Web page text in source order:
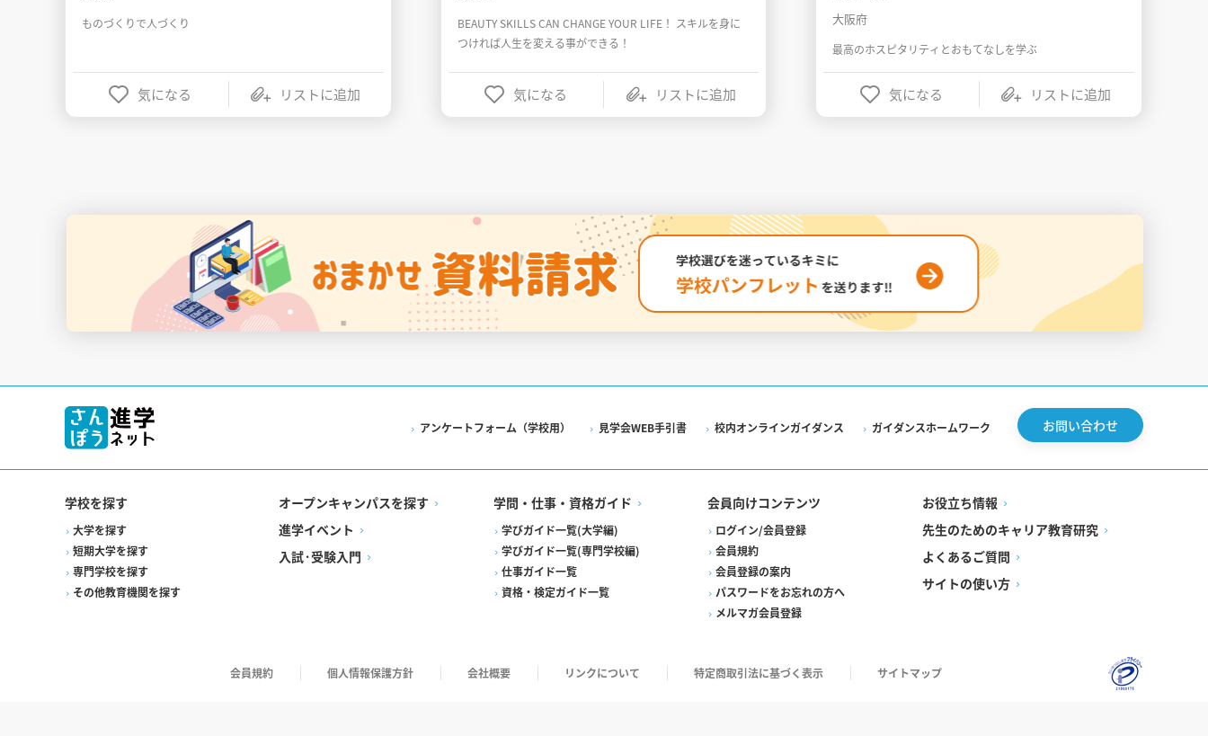
ものづくりで人づくり
気になる リストに追加
BEAUTY SKILLS CAN CHANGE YOUR LIFE！ スキルを身に
つければ人生を変える事ができる！
気になる リストに追加
大阪府
最高のホスピタリティとおもてなしを学ぶ
気になる リストに追加
アンケートフォーム（学校用） 見学会WEB手引書 校内オンラインガイダンス ガイダンスホームワーク お問い合わせ
学校を探す
大学を探す
短期大学を探す
専門学校を探す
その他教育機関を探す
オープンキャンパスを探す
進学イベント
入試·受験入門
学問・仕事・資格ガイド
学びガイド一覧(大学編)
学びガイド一覧(専門学校編)
仕事ガイド一覧
資格・検定ガイド一覧
会員向けコンテンツ
ログイン/会員登録
会員規約
会員登録の案内
パスワードをお忘れの方へ
メルマガ会員登録
お役立ち情報
先生のためのキャリア教育研究
よくあるご質問
サイトの使い方
会員規約 個人情報保護方針 会社概要 リンクについて 特定商取引法に基づく表示 サイトマップ